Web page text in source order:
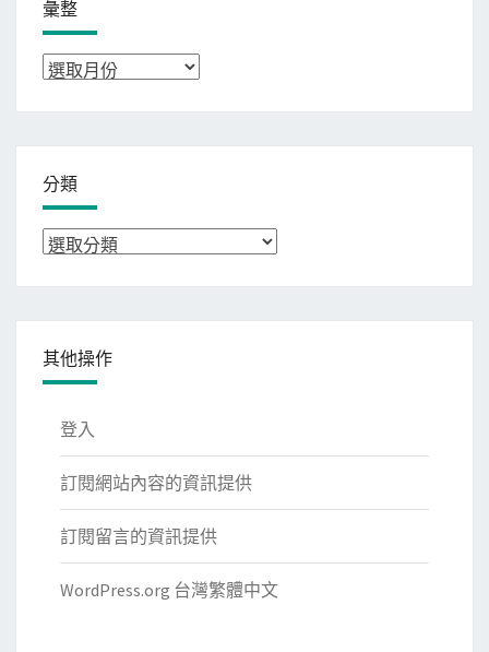
彙整
彙
分類
分
其他操作
登入
訂閱網站內容的資訊提供
訂閱留言的資訊提供
WordPress.org 台灣繁體中文